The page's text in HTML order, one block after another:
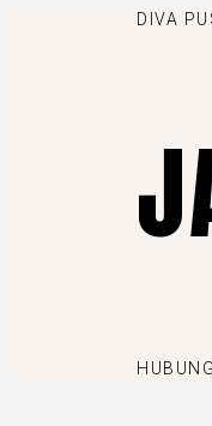
DIVA